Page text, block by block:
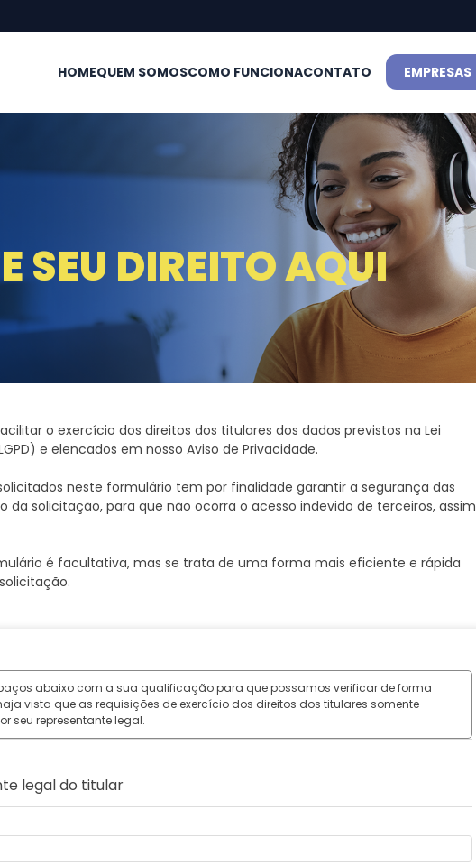
HOMEQUEM SOMOSCOMO FUNCIONACONTATO EMPRESAS
SEU DIREITO AQUI
o exercício dos direitos dos titulares dos dados previstos na Lei
e elencados em nosso Aviso de Privacidade.
neste formulário tem por finalidade garantir a segurança das
solicitação, para que não ocorra o acesso indevido de terceiros, assim
é facultativa, mas se trata de uma forma mais eficiente e rápida
abaixo com a sua qualificação para que possamos verificar de forma
vista que as requisições de exercício dos direitos dos titulares somente
seu representante legal.
legal do titular